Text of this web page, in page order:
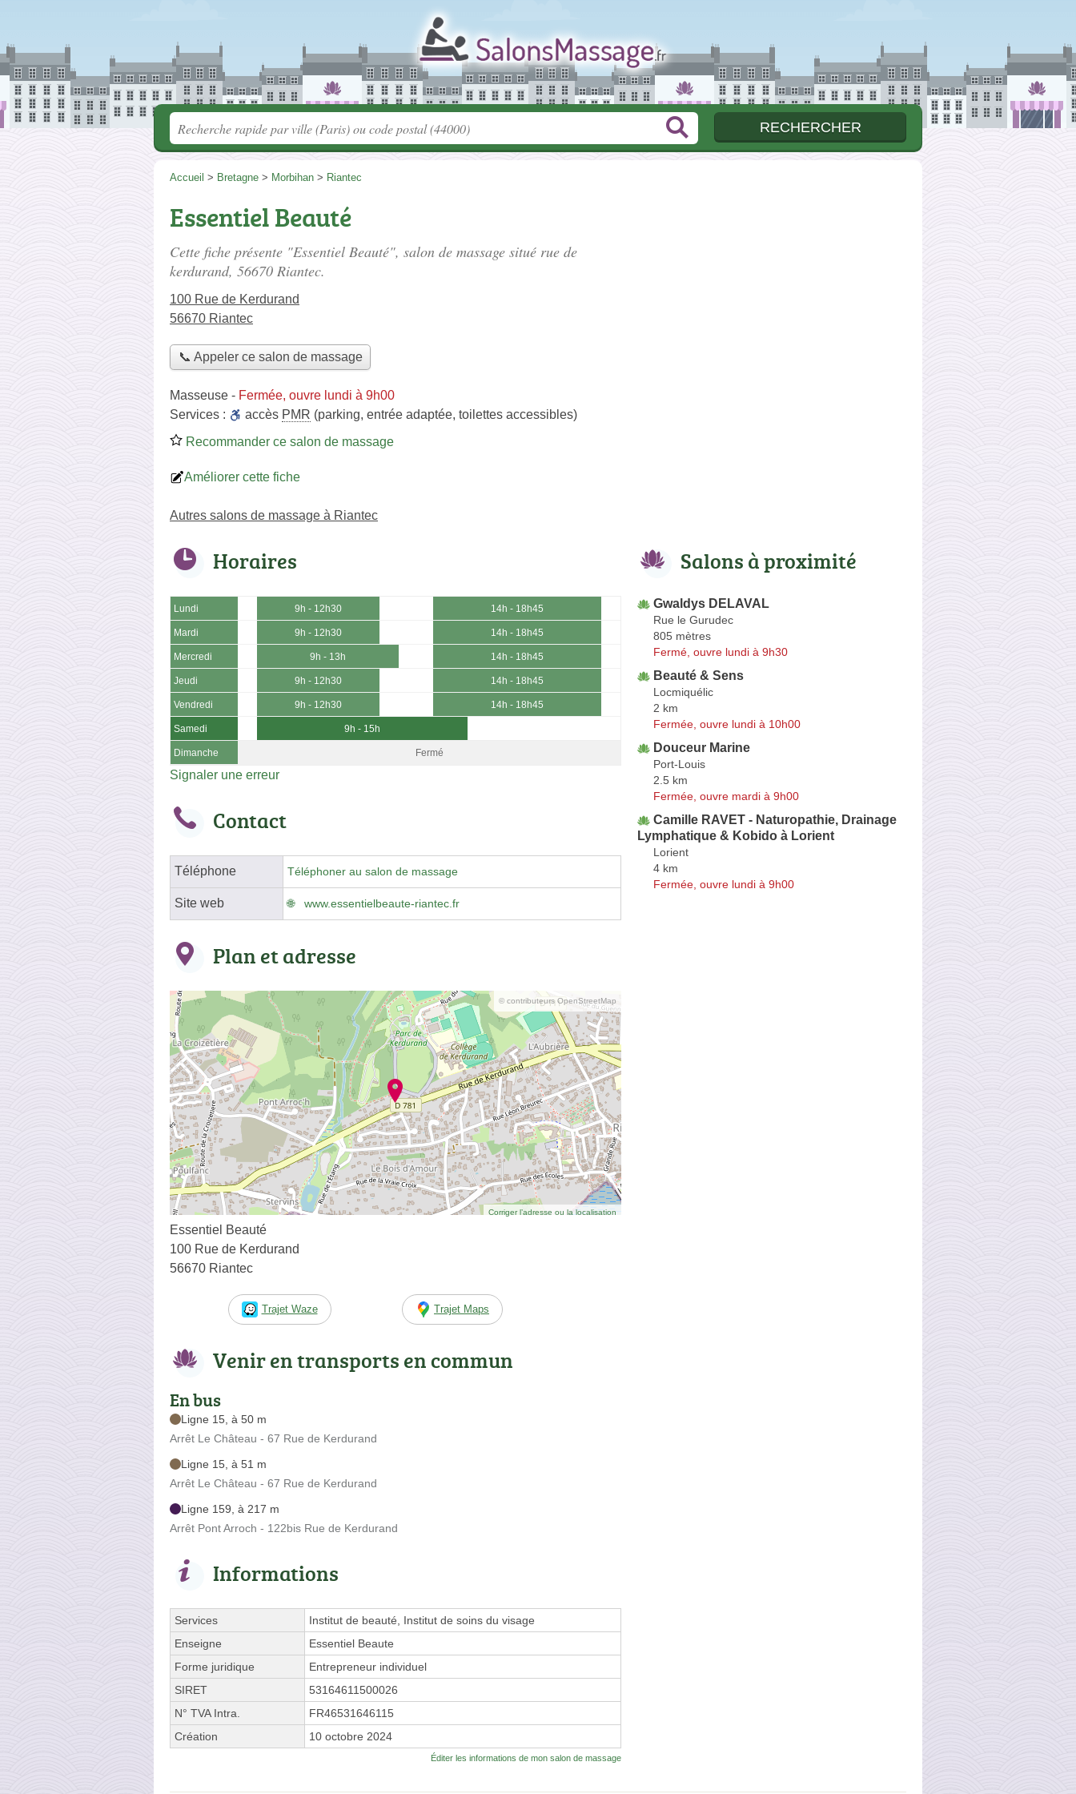
Accueil > Bretagne > Morbihan > Riantec
Essentiel Beauté
Cette fiche présente "Essentiel Beauté", salon de massage situé rue de
kerdurand, 56670 Riantec.
100 Rue de Kerdurand
56670 Riantec
📞 Appeler ce salon de massage
Masseuse - Fermée, ouvre lundi à 9h00
Services :
accès PMR (parking, entrée adaptée, toilettes accessibles)
Recommander ce salon de massage
Améliorer cette fiche
Autres salons de massage à Riantec
Horaires
Lundi 9h - 12h30 14h - 18h45
Mardi 9h - 12h30 14h - 18h45
Mercredi 9h - 13h 14h - 18h45
Jeudi 9h - 12h30 14h - 18h45
Vendredi 9h - 12h30 14h - 18h45
Samedi 9h - 15h
Dimanche Fermé
Signaler une erreur
Contact
Téléphone Téléphoner au salon de massage
Site web www.essentielbeaute-riantec.fr
Plan et adresse
© contributeurs OpenStreetMap
Corriger l’adresse ou la localisation
Essentiel Beauté
100 Rue de Kerdurand
56670 Riantec
Trajet Waze Trajet Maps
Venir en transports en commun
En bus
Ligne 15, à 50 m
Arrêt Le Château - 67 Rue de Kerdurand
Ligne 15, à 51 m
Arrêt Le Château - 67 Rue de Kerdurand
Ligne 159, à 217 m
Arrêt Pont Arroch - 122bis Rue de Kerdurand
Informations
Services
Institut de beauté, Institut de soins du visage
Enseigne
Essentiel Beaute
Forme juridique
Entrepreneur individuel
SIRET
53164611500026
N° TVA Intra.
FR46531646115
Création
10 octobre 2024
Éditer les informations de mon salon de massage
Salons à proximité
Gwaldys DELAVAL
Rue le Gurudec
805 mètres
Fermé, ouvre lundi à 9h30
Beauté & Sens
Locmiquélic
2 km
Fermée, ouvre lundi à 10h00
Douceur Marine
Port-Louis
2.5 km
Fermée, ouvre mardi à 9h00
Camille RAVET - Naturopathie, Drainage
Lymphatique & Kobido à Lorient
Lorient
4 km
Fermée, ouvre lundi à 9h00